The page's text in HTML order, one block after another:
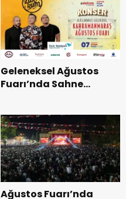
Geleneksel Ağustos
Fuarı’nda Sahne
Ağustos Fuarı’nda